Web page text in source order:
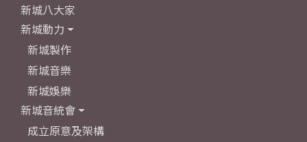
新城八大家
新城動力
新城製作
新城音樂
新城娛樂
新城音統會
成立原意及架構